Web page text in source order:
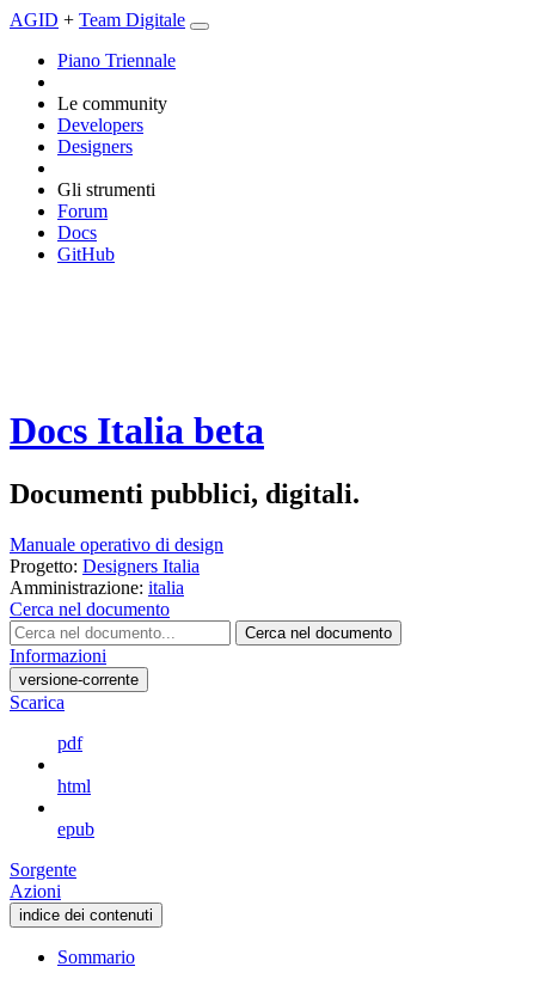
AGID + Team Digitale
Piano Triennale
Le community
Developers
Designers
Gli strumenti
Forum
Docs
GitHub
Docs Italia beta
Documenti pubblici, digitali.
Manuale operativo di design
Progetto: Designers Italia
Amministrazione: italia
Cerca nel documento
Cerca nel documento
Informazioni
versione-corrente
Scarica
pdf
html
epub
Sorgente
Azioni
indice dei contenuti
Sommario